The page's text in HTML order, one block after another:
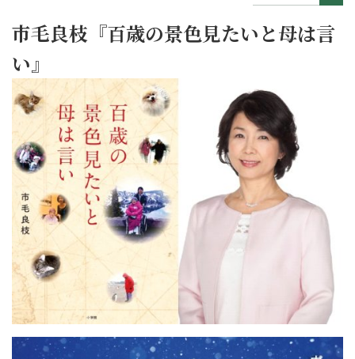
市毛良枝『百歳の景色見たいと母は言
い』